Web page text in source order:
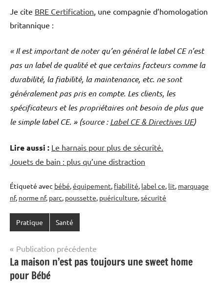
Je cite BRE Certification , une compagnie d’homologation
britannique :
« Il est important de noter qu’en général le label CE n’est
pas un label de qualité et que certains facteurs comme la
durabilité, la fiabilité, la maintenance, etc. ne sont
généralement pas pris en compte. Les clients, les
spécificateurs et les propriétaires ont besoin de plus que
le simple label CE. » (source :Label CE & Directives UE)
Lire aussi : Le harnais pour plus de sécurité.
Jouets de bain : plus qu’une distraction
Étiqueté avec bébé,équipement, fiabilité, label ce, lit, marquage
nf, norme nf, parc, poussette, puériculture,sécurité
Pratique Santé
Navigation
de
l’article
Publication précédente
La maison n’est pas toujours une sweet home
pour Bébé